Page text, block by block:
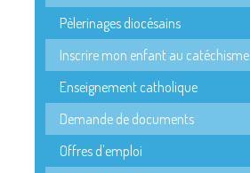
Pèlerinages diocésains
Inscrire mon enfant au catéchisme
Enseignement catholique
Demande de documents
Offres d'emploi